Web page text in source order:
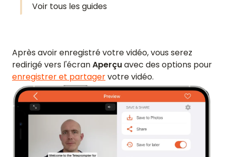
Voir tous les guides
Après avoir enregistré votre vidéo, vous serez
redirigé vers l'écranAperçuavec des options pour
enregistrer et partagervotre vidéo.